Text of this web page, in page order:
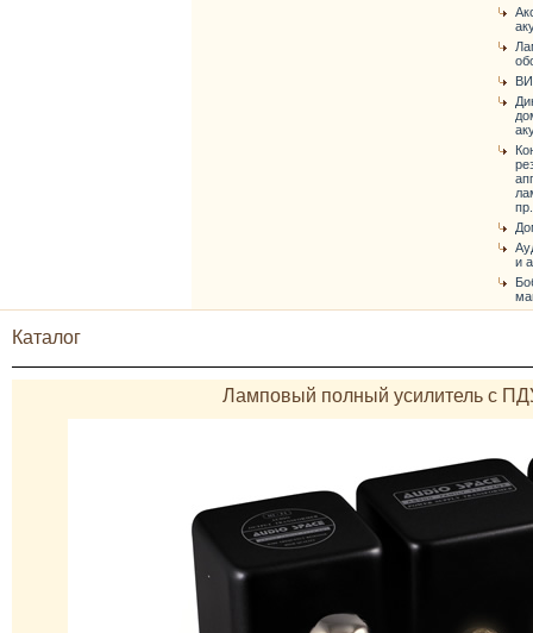
и
Каталог
Ламповый полный усилитель с